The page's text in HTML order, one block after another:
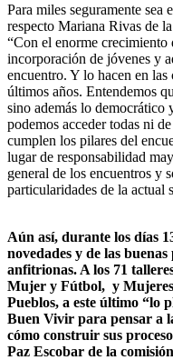
Para miles seguramente sea
respecto Mariana Rivas de
“Con el enorme
incorporación de jóvenes y
encuentro. Y lo hacen en las
últimos años. Entendemos
sino además lo democrático
podemos acceder todas ni
cumplen los pilares del
lugar de responsabilidad
general de los encuentros y
particularidades de la actual
Aún así, durante los días
novedades y de las
anfitrionas. A los 71
Mujer y Fútbol, y
Pueblos, a este último “lo
Buen Vivir para pensar a
cómo construir sus
Paz Escobar de la